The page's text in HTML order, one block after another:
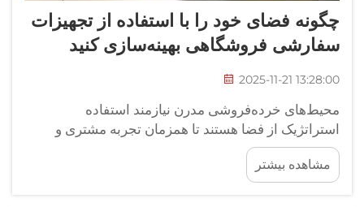
چگونه فضای خود را با استفاده از تجهیزات
سفارشی فروشگاهی بهینه‌سازی کنید
2025-11-21 13:28:00
محیط‌های خرده‌فروشی مدرن نیازمند استفاده
استراتژیک از فضا هستند تا همزمان تجربه مشتری و
سودآوری را به حداکثر برسانند. اجرای تجهیزات
خرده‌فروشی سفارشی با طراحی مناسب امروزه برای
کسب‌وکارها ضروری شده است تا فضای کف فروشگاه
مشاهده بیشتر